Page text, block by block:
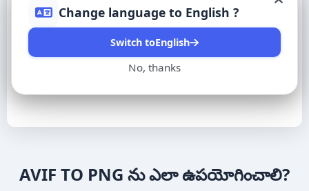
Français (Canada)
한국어
Change language to English ?
Switch toEnglish
No, thanks
ఇంకా చిత్రాలు లేవు.
AVIF TO PNG ను ఎలా ఉపయోగించాలి?